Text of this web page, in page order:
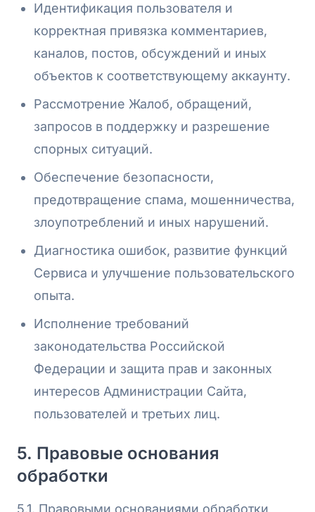
Идентификация пользователя и
корректная привязка комментариев,
каналов, постов, обсуждений и иных
объектов к соответствующему аккаунту.
Рассмотрение Жалоб, обращений,
запросов в поддержку и разрешение
спорных ситуаций.
Обеспечение безопасности,
предотвращение спама, мошенничества,
злоупотреблений и иных нарушений.
Диагностика ошибок, развитие функций
Сервиса и улучшение пользовательского
опыта.
Исполнение требований
законодательства Российской
Федерации и защита прав и законных
интересов Администрации Сайта,
пользователей и третьих лиц.
5. Правовые основания
обработки
5.1. Правовыми основаниями обработки